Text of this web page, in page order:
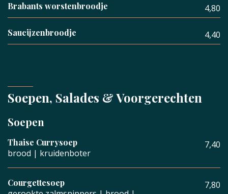
Brabants worstenbroodje 4,80
Saucijzenbroodje 4,40
Soepen, Salades & Voorgerechten
Soepen
Thaise Currysoep 7,40
brood | kruidenboter
Courgettesoep 7,80